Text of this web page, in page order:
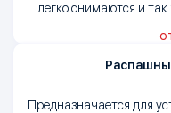
легко снимаются и
Предназначается для